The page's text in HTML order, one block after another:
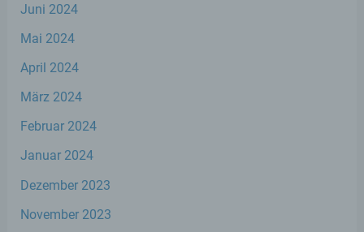
Juni 2024
Mai 2024
April 2024
März 2024
Februar 2024
Januar 2024
Dezember 2023
November 2023
c) Verarbeitung
automatisierter Verfahren ausgeführte
Zusammenhang mit personenbezogenen
Organisation, das Ordnen, die Speicherung,
die Anpassung oder Veränderung, das
Auslesen, das Abfragen, die Verwendung,
die Offenlegung durch Übermittlung,
Verbreitung oder eine andere Form der
Bereitstellung, den Abgleich oder die